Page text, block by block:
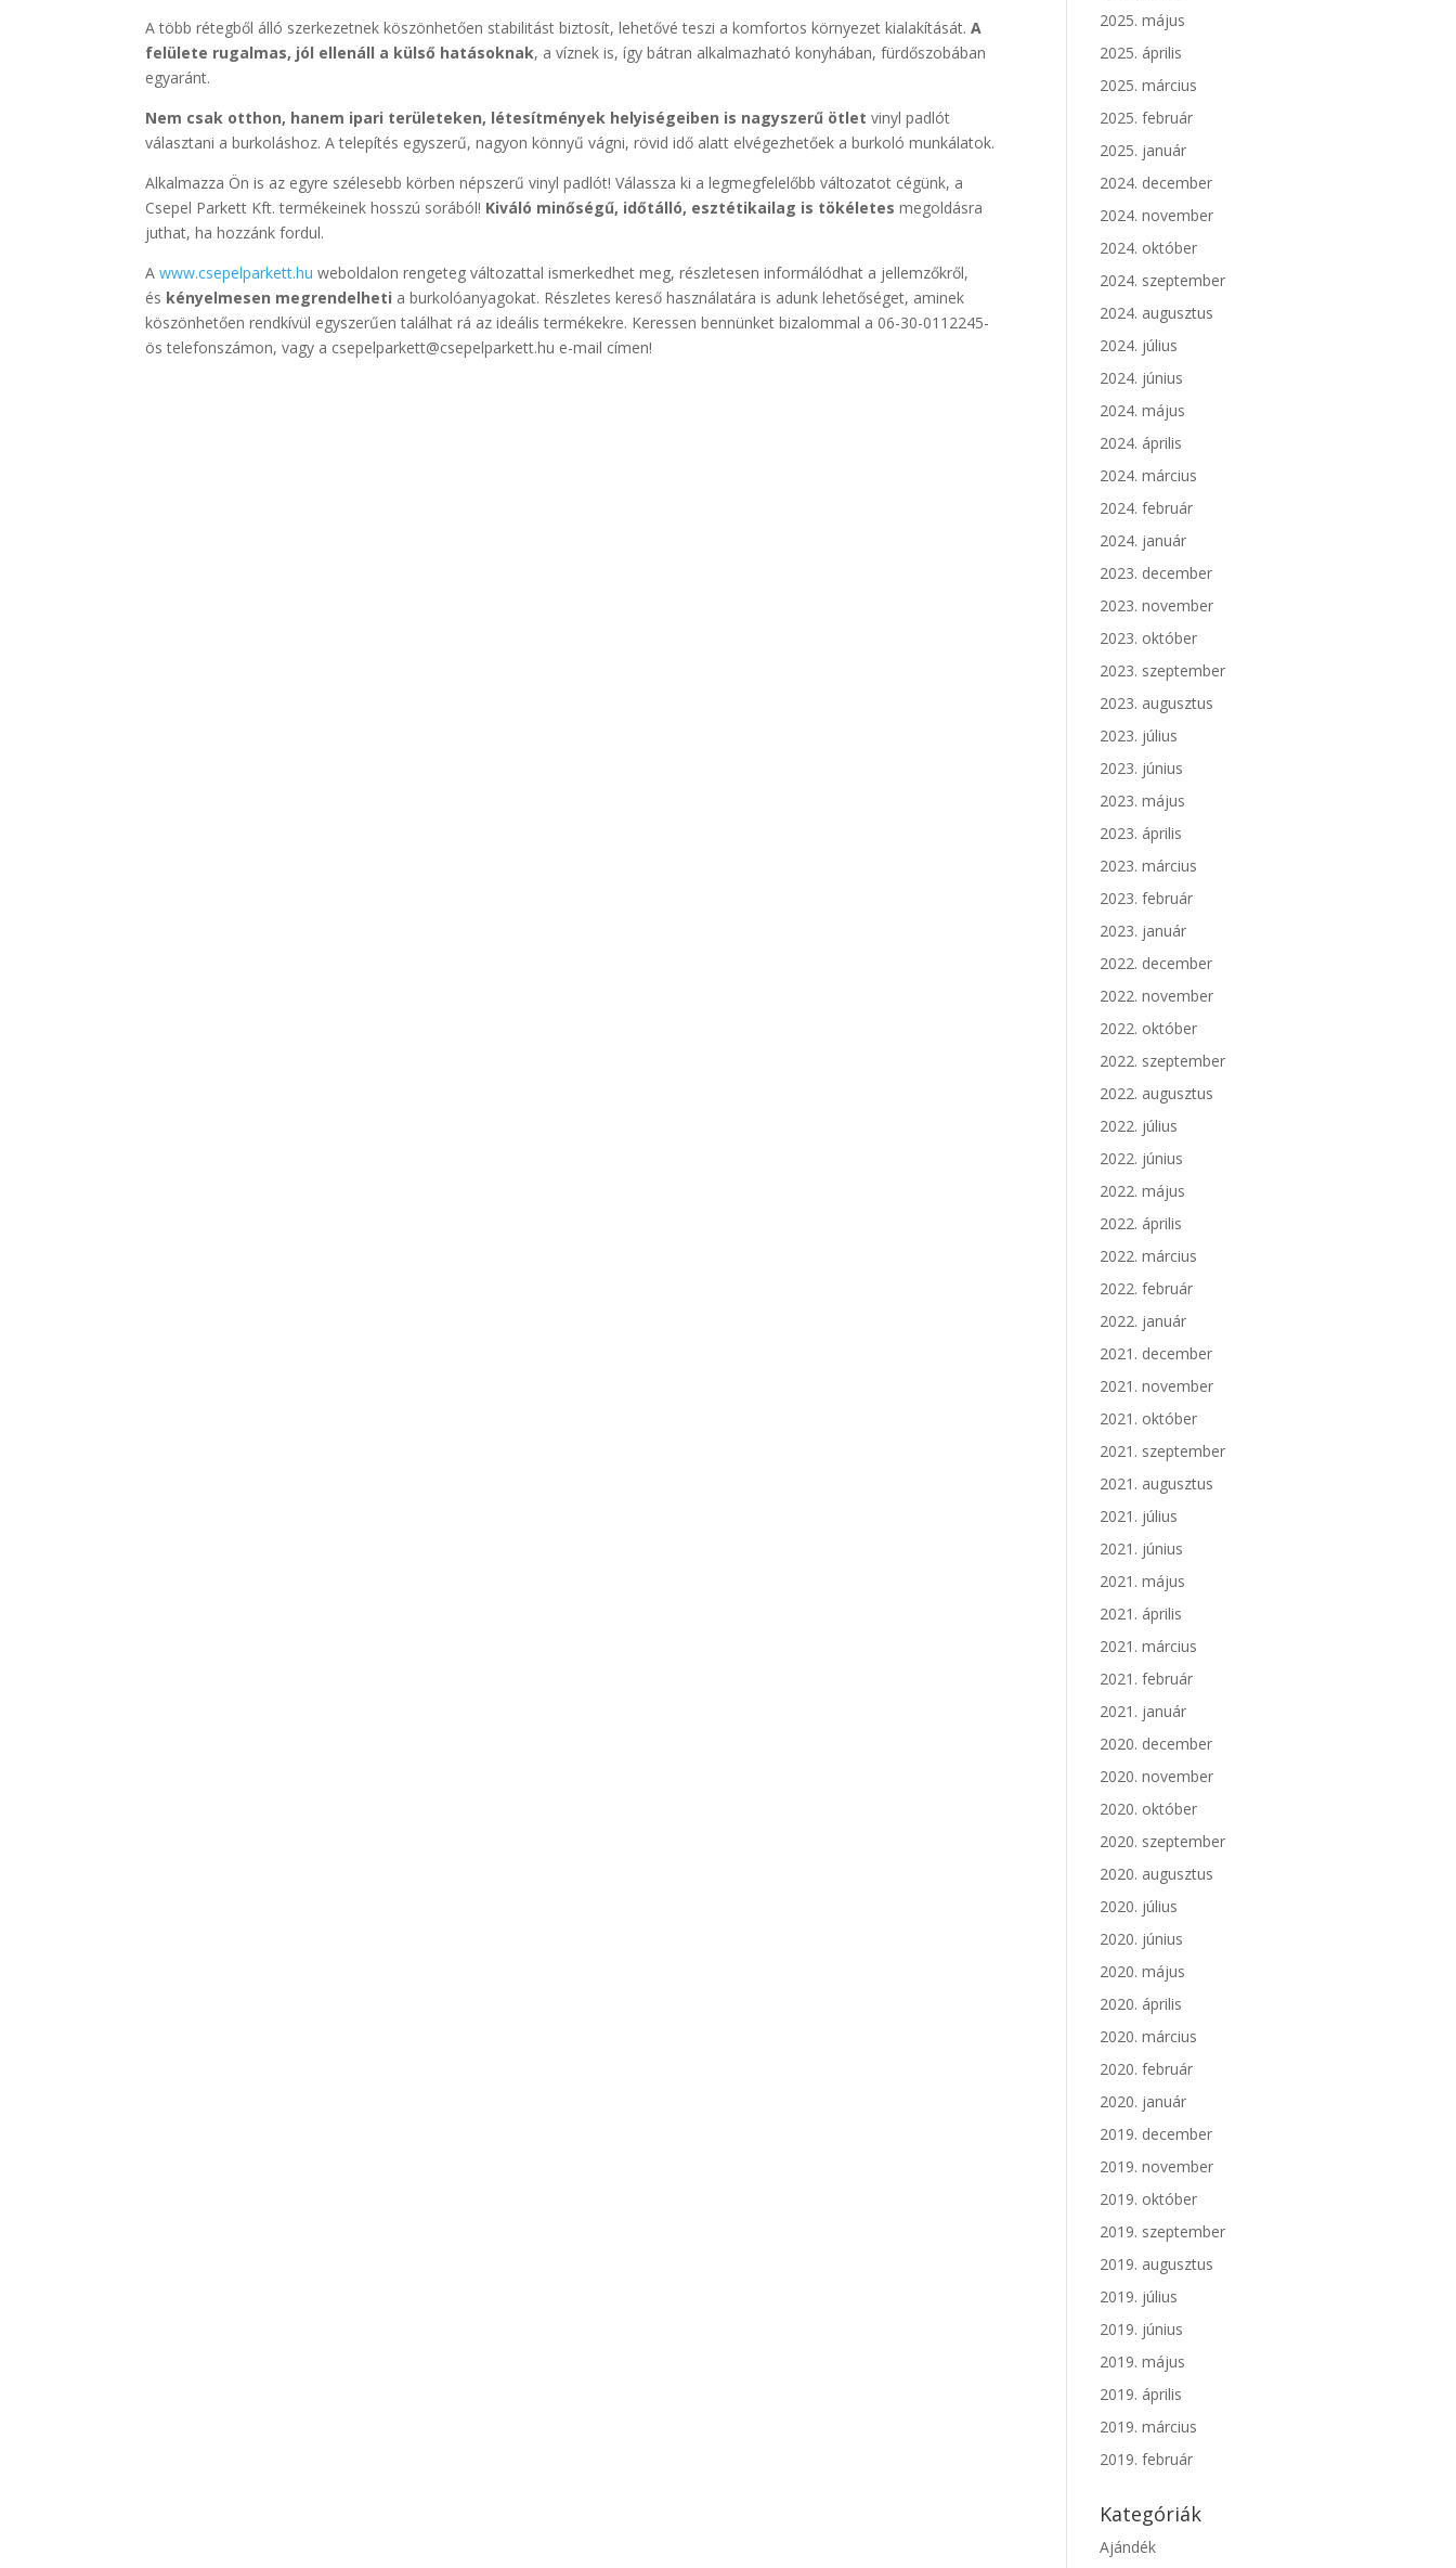
A több rétegből álló szerkezetnek köszönhetően stabilitást biztosít, lehetővé teszi a komfortos környezet kialakítását.A
felülete rugalmas, jól ellenáll a külső hatásoknak, a víznek is, így bátran alkalmazható konyhában, fürdőszobában
egyaránt.
Nem csak otthon, hanem ipari területeken, létesítmények helyiségeiben is nagyszerű ötlet vinyl padlót
választani a burkoláshoz. A telepítés egyszerű, nagyon könnyű vágni, rövid idő alatt elvégezhetőek a burkoló munkálatok.
Alkalmazza Ön is az egyre szélesebb körben népszerű vinyl padlót! Válassza ki a legmegfelelőbb változatot cégünk, a
Csepel Parkett Kft. termékeinek hosszú sorából! Kiváló minőségű, időtálló, esztétikailag is tökéletes megoldásra
juthat, ha hozzánk fordul.
Awww.csepelparkett.hu weboldalon rengeteg változattal ismerkedhet meg, részletesen informálódhat a jellemzőkről,
és kényelmesen megrendelheti a burkolóanyagokat. Részletes kereső használatára is adunk lehetőséget, aminek
köszönhetően rendkívül egyszerűen találhat rá az ideális termékekre. Keressen bennünket bizalommal a 06-30-0112245-
ös telefonszámon, vagy a csepelparkett@csepelparkett.hu e-mail címen!
2025. május
2025. április
2025. március
2025. február
2025. január
2024. december
2024. november
2024. október
2024. szeptember
2024. augusztus
2024. július
2024. június
2024. május
2024. április
2024. március
2024. február
2024. január
2023. december
2023. november
2023. október
2023. szeptember
2023. augusztus
2023. július
2023. június
2023. május
2023. április
2023. március
2023. február
2023. január
2022. december
2022. november
2022. október
2022. szeptember
2022. augusztus
2022. július
2022. június
2022. május
2022. április
2022. március
2022. február
2022. január
2021. december
2021. november
2021. október
2021. szeptember
2021. augusztus
2021. július
2021. június
2021. május
2021. április
2021. március
2021. február
2021. január
2020. december
2020. november
2020. október
2020. szeptember
2020. augusztus
2020. július
2020. június
2020. május
2020. április
2020. március
2020. február
2020. január
2019. december
2019. november
2019. október
2019. szeptember
2019. augusztus
2019. július
2019. június
2019. május
2019. április
2019. március
2019. február
Kategóriák
Ajándék